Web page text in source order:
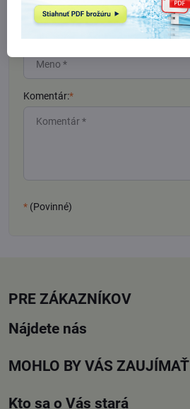
Meno:*
Komentár:*
* (Povinné)
PRE ZÁKAZNÍKOV
Nájdete nás
MOHLO BY VÁS ZAUJÍMAŤ
Kto sa o Vás stará